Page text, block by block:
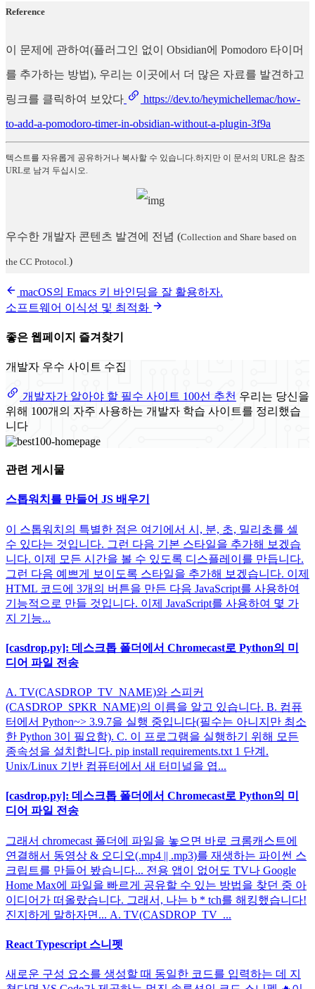
Reference
이 문제에 관하여(플러그인 없이 Obsidian에 Pomodoro 타이머
를 추가하는 방법), 우리는 이곳에서 더 많은 자료를 발견하고
링크를 클릭하여 보았다 https://dev.to/heymichellemac/how-
to-add-a-pomodoro-timer-in-obsidian-without-a-plugin-3f9a
텍스트를 자유롭게 공유하거나 복사할 수 있습니다.하지만 이 문서의 URL은 참조
URL로 남겨 두십시오.
우수한 개발자 콘텐츠 발견에 전념 (Collection and Share based on
the CC Protocol. )
macOS의 Emacs 키 바인딩을 잘 활용하자.
소프트웨어 이식성 및 최적화
좋은 웹페이지 즐겨찾기
개발자 우수 사이트 수집
개발자가 알아야 할 필수 사이트 100선 추천 우리는 당신을
위해 100개의 자주 사용하는 개발자 학습 사이트를 정리했습
니다
관련 게시물
스톱워치를 만들어 JS 배우기
이 스톱워치의 특별한 점은 여기에서 시, 분, 초, 밀리초를 셀
수 있다는 것입니다. 그런 다음 기본 스타일을 추가해 보겠습
니다. 이제 모든 시간을 볼 수 있도록 디스플레이를 만듭니다.
그런 다음 예쁘게 보이도록 스타일을 추가해 보겠습니다. 이제
HTML 코드에 3개의 버튼을 만든 다음 JavaScript를 사용하여
기능적으로 만들 것입니다. 이제 JavaScript를 사용하여 몇 가
지 기능...
[casdrop.py]: 데스크톱 폴더에서 Chromecast로 Python의 미
디어 파일 전송
A. TV(CASDROP_TV_NAME)와 스피커
(CASDROP_SPKR_NAME)의 이름을 알고 있습니다. B. 컴퓨
터에서 Python~> 3.9.7을 실행 중입니다(필수는 아니지만 최소
한 Python 3이 필요함). C. 이 프로그램을 실행하기 위해 모든
종속성을 설치합니다. pip install requirements.txt 1 단계.
Unix/Linux 기반 컴퓨터에서 새 터미널을 엽...
[casdrop.py]: 데스크톱 폴더에서 Chromecast로 Python의 미
디어 파일 전송
그래서 chromecast 폴더에 파일을 놓으면 바로 크롬캐스트에
연결해서 동영상 & 오디오(.mp4 || .mp3)를 재생하는 파이썬 스
크립트를 만들어 봤습니다... 전용 앱이 없어도 TV나 Google
Home Max에 파일을 빠르게 공유할 수 있는 방법을 찾던 중 아
이디어가 떠올랐습니다. 그래서, 나는 b * tch를 해킹했습니다!
진지하게 말하자면... A. TV(CASDROP_TV_...
React Typescript 스니펫
새로운 구성 요소를 생성할 때 동일한 코드를 입력하는 데 지